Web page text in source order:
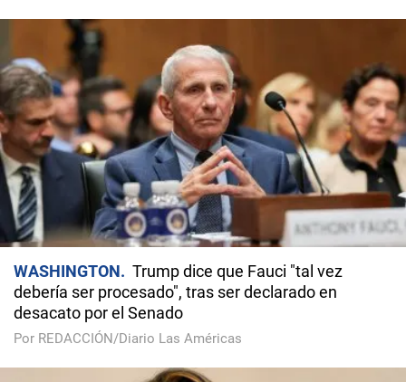
WASHINGTON
Trump dice que Fauci "tal vez
debería ser procesado", tras ser declarado en
desacato por el Senado
Por REDACCIÓN/Diario Las Américas